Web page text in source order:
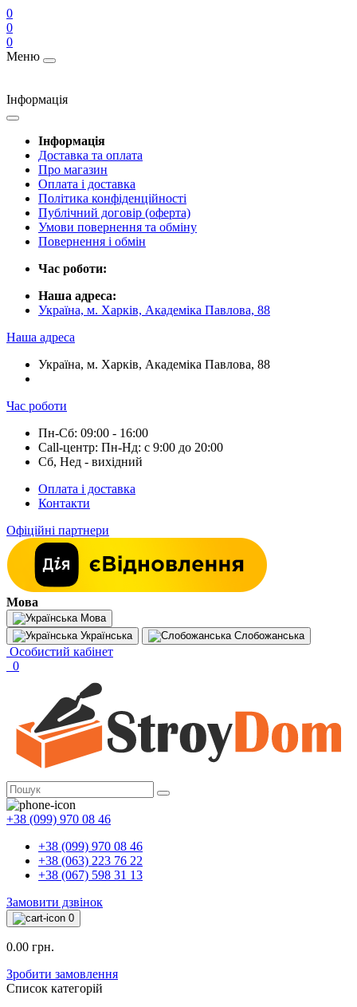
0
0
0
Меню
Інформація
Інформація
Доставка та оплата
Про магазин
Оплата і доставка
Політика конфіденційності
Публічний договір (оферта)
Умови повернення та обміну
Повернення і обмін
Час роботи:
Наша адреса:
Україна, м. Харків, Академіка Павлова, 88
Наша адреса
Україна, м. Харків, Академіка Павлова, 88
Час роботи
Пн-Сб: 09:00 - 16:00
Call-центр: Пн-Нд: с 9:00 до 20:00
Сб, Нед - вихідний
Оплата і доставка
Контакти
Офіційні партнери
Мова
Мова
Українська
Слобожанська
Особистий кабінет
0
+38 (099) 970 08 46
+38 (099) 970 08 46
+38 (063) 223 76 22
+38 (067) 598 31 13
Замовити дзвінок
0
0.00 грн.
Зробити замовлення
Список категорій